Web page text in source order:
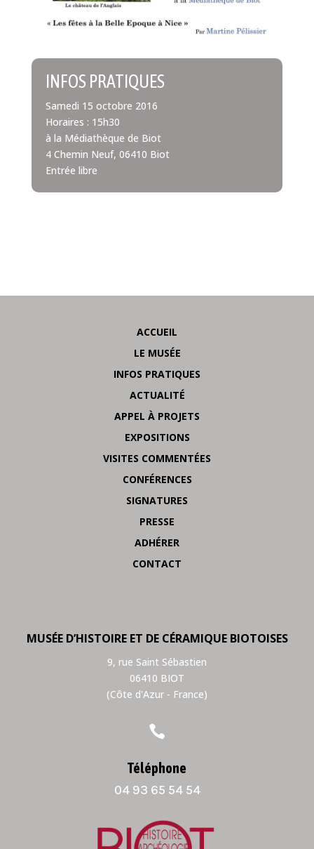
INFOS PRATIQUES
Samedi 15 octobre 2016
Horaires : 15h30
à la Médiathèque de Biot
4 Chemin Neuf, 06410 Biot
Entrée libre
ACCUEIL
LE MUSÉE
INFOS PRATIQUES
ACTUALITÉ
APPEL À PROJETS
EXPOSITIONS
VISITES COMMENTÉES
CONFÉRENCES
SIGNATURES
PRESSE
ADHÉRER
CONTACT
MUSÉE D’HISTOIRE ET DE CÉRAMIQUE BIOTOISES
9, rue Saint Sébastien
06410 BIOT
(Côte d'Azur - France)

Téléphone
04 93 65 54 54